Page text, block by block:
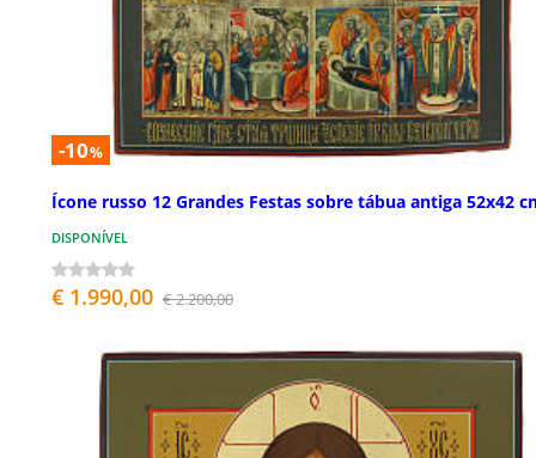
-10%
Ícone russo 12 Grandes Festas sobre tábua antiga 52x42
DISPONÍVEL
€ 1.990,00 € 2.200,00